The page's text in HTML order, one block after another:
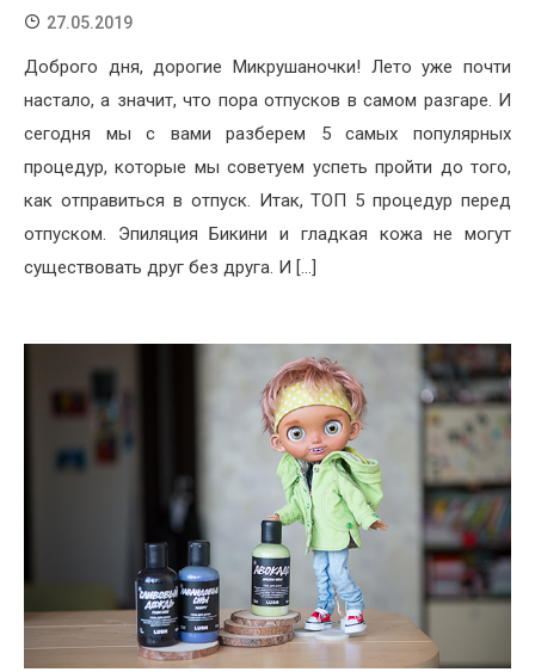
27.05.2019
Доброго дня, дорогие Микрушаночки! Лето уже почти
настало, а значит, что пора отпусков в самом разгаре. И
сегодня мы с вами разберем 5 самых популярных
процедур, которые мы советуем успеть пройти до того,
как отправиться в отпуск. Итак, ТОП 5 процедур перед
отпуском. Эпиляция Бикини и гладкая кожа не могут
существовать друг без друга. И […]